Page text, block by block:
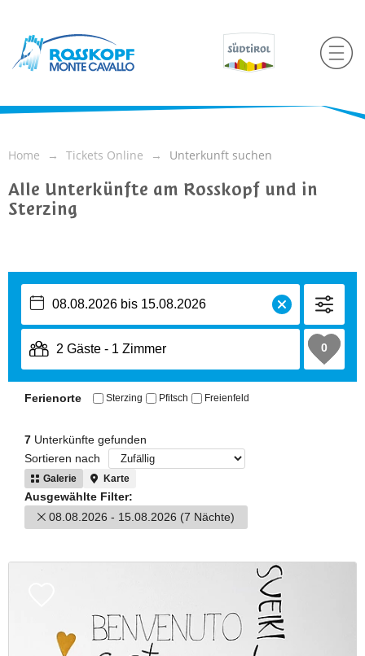
Home Tickets Online Unterkunft suchen
Alle Unterkünfte am Rosskopf und in
Sterzing